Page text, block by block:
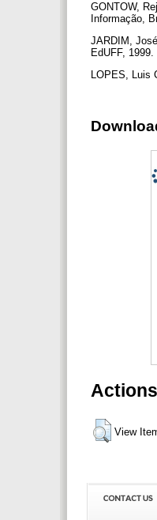
GONTOW,
Informação,
JARDIM,
EdUFF, 1999.
LOPES, Luis
View